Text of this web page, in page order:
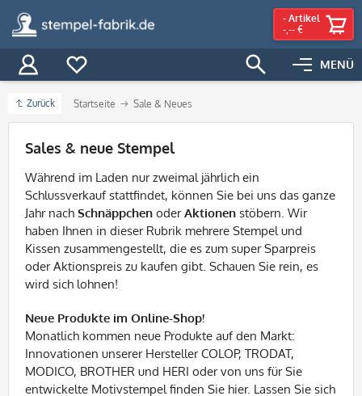
MENÜ
- Artikel
-,-- €
Zurück Startseite Sale & Neues
Filter
Sales & neue Stempel
Während im Laden nur zweimal jährlich ein
Schlussverkauf stattfindet, können Sie bei uns das ganze
Jahr nach Schnäppchen oderAktionen stöbern. Wir
haben Ihnen in dieser Rubrik mehrere Stempel und
Kissen zusammengestellt, die es zum super Sparpreis
oder Aktionspreis zu kaufen gibt. Schauen Sie rein, es
wird sich lohnen!
Neue Produkte im Online-Shop!
Monatlich kommen neue Produkte auf den Markt:
Innovationen unserer Hersteller COLOP, TRODAT,
MODICO, BROTHER und HERI oder von uns für Sie
entwickelte Motivstempel finden Sie hier. Lassen Sie sich